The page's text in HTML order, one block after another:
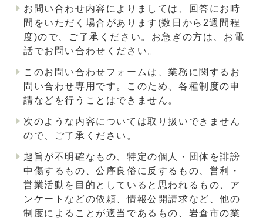
お問い合わせ内容によりましては、回答にお時
間をいただく場合があります(数日から2週間程
度)ので、ご了承ください。お急ぎの方は、お電
話でお問い合わせください。
このお問い合わせフォームは、業務に関するお
問い合わせ専用です。このため、各種制度の申
請などを行うことはできません。
次のような内容については取り扱いできません
ので、ご了承ください。
趣旨が不明確なもの、特定の個人・団体を誹謗
中傷するもの、公序良俗に反するもの、営利・
営業活動を目的としていると思われるもの、ア
ンケートなどの依頼、情報公開請求など、他の
制度によることが適当であるもの、岩倉市の業